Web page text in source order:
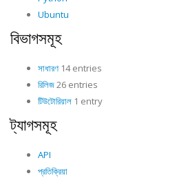
Ubuntu
বিভাগসমূহ
সাধারণ 14 entries
রিলিজ26 entries
টিউটোরিয়াল 1 entry
ট্যাগসমূহ
API
প্রতিক্রিয়া